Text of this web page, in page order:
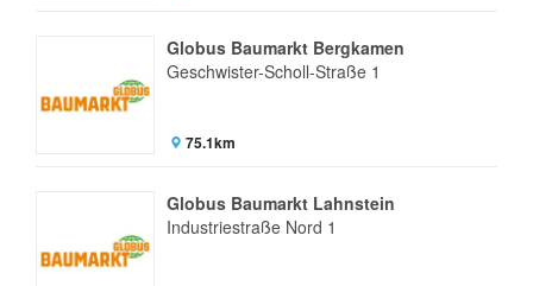
Globus Baumarkt Bergkamen
Geschwister-Scholl-Straße 1
75.1km
Globus Baumarkt Lahnstein
Industriestraße Nord 1